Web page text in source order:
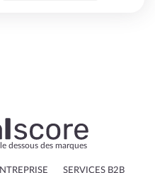
le dessous des marques
SERVICES B2B